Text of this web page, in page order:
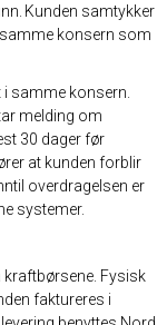
Kunden samtykker
samme konsern som
i samme konsern.
melding om
30 dager før
at kunden forblir
overdragelsen er
systemer.
Fysisk
faktureres i